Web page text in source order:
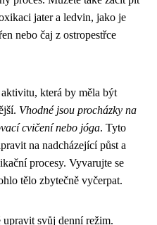
jater a ledvin, jako je
nebo čaj z ostropestřce
která by měla být
Vhodné jsou procházky na
cvičení nebo jóga. Tyto
na nadcházející půst a
procesy. Vyvarujte se
tělo zbytečně vyčerpat.
svůj denní režim.